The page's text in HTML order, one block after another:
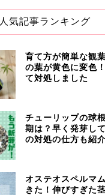
人気記事ランキング
育て方が簡単な観
の葉が黄色に変色
て対処しました
チューリップの球
期は？早く発芽し
の対処の仕方も紹介
オステオスペルマ
きた！伸びすぎた